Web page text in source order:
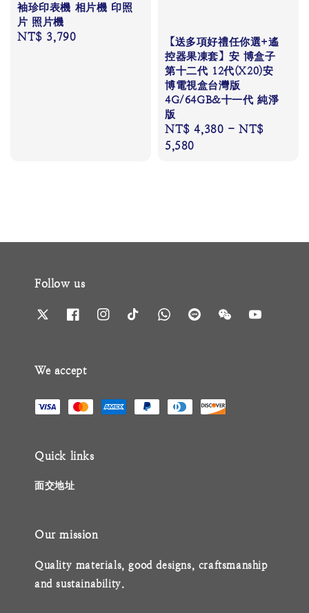
袖珍印表機 相片機 印照
片 照片機
Regular
NT$ 3,790
【送多項好禮任你選+遙
控器果凍套】安 博盒子
第十二代 12代(X20)安
博電視盒台灣版
4G/64GB&十一代 純淨
版
Regular
price
NT$ 4,380 -NT$
5,580
Follow us
We accept
Quick links
面交地址
Our mission
Quality materials, good designs, craftsmanship
and sustainability.